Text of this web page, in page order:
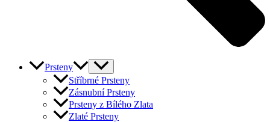
Prsteny
Stříbrné Prsteny
Zásnubní Prsteny
Prsteny z Bílého Zlata
Zlaté Prsteny